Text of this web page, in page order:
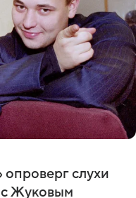
слухи
с Жуковым